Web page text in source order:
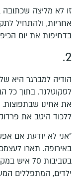
זו לא מליצה
אחריות, ולהתחיל
בדחיפות את יום
2.
הודיה למברגר היא
לסקוטלנד. בתוך כל
את אחינו
ללכוד היטב את
"אני לא יודעת אם
באירופה. תארו
בסביבות
ילדים, המתפללים